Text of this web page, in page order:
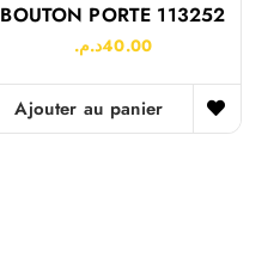
BOUTON PORTE 113252
40.00د.م.
Ajouter au panier